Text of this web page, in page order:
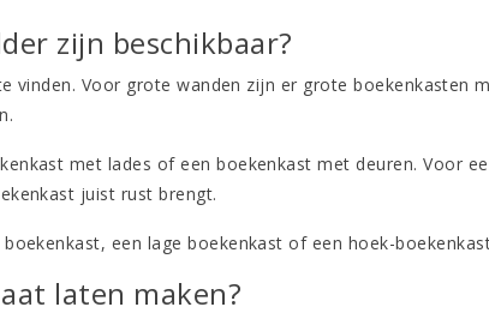
zijn beschikbaar?
vinden. Voor grote wanden zijn er grote boekenkasten
.
met lades of eenboekenkast met deuren. Voor
juist rust brengt.
, een lage boekenkast of een hoek-
laten maken?